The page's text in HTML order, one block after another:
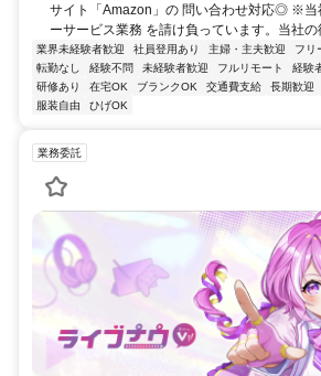
サイト「Amazon」の 問い合わせ対応◎ ※当
ーサービス業務 を請け負っています。当社
業界未経験者歓迎 社員登用あり 主婦・主夫歓迎 フリ
転勤なし
経験不問 未経験者歓迎 フルリモート 経験
研修あり
在宅OK ブランクOK 交通費支給 長期歓迎
服装自由
ひげOK
業務委託